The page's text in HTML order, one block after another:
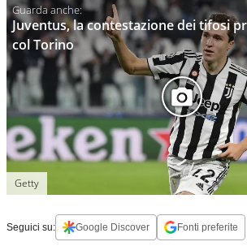
Juventus, la contestazione dei tifosi
col Torino
Getty
Seguici su: Google Discover Fonti preferite